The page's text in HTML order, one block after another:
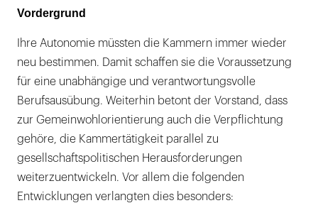
Vordergrund
Ihre Autonomie müssten die Kammern immer wieder
neu bestimmen. Damit schaffen sie die Voraussetzung
für eine unabhängige und verantwortungsvolle
Berufsausübung. Weiterhin betont der Vorstand, dass
zur Gemeinwohlorientierung auch die Verpflichtung
gehöre, die Kammertätigkeit parallel zu
gesellschaftspolitischen Herausforderungen
weiterzuentwickeln. Vor allem die folgenden
Entwicklungen verlangten dies besonders: